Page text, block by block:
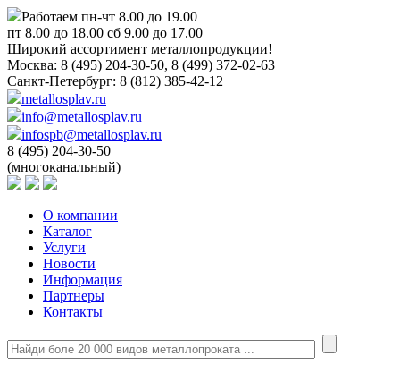
Работаем пн-чт 8.00 до 19.00
пт 8.00 до 18.00 сб 9.00 до 17.00
Широкий ассортимент металлопродукции!
Москва: 8 (495) 204-30-50, 8 (499) 372-02-63
Санкт-Петербург: 8 (812) 385-42-12
metallosplav.ru
info@metallosplav.ru
infospb@metallosplav.ru
8 (495) 204-30-50
(многоканальный)
О компании
Каталог
Услуги
Новости
Информация
Партнеры
Контакты